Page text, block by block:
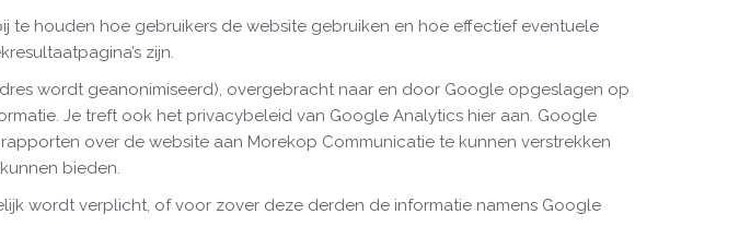
te houden hoe gebruikers de website gebruiken en hoe effectief eventuele
zijn.
wordt geanonimiseerd), overgebracht naar en door Google opgeslagen op
Je treft ook het privacybeleid van Google Analytics hier aan. Google
over de website aan Morekop Communicatie te kunnen verstrekken
bieden.
wordt verplicht, of voor zover deze derden de informatie namens Google